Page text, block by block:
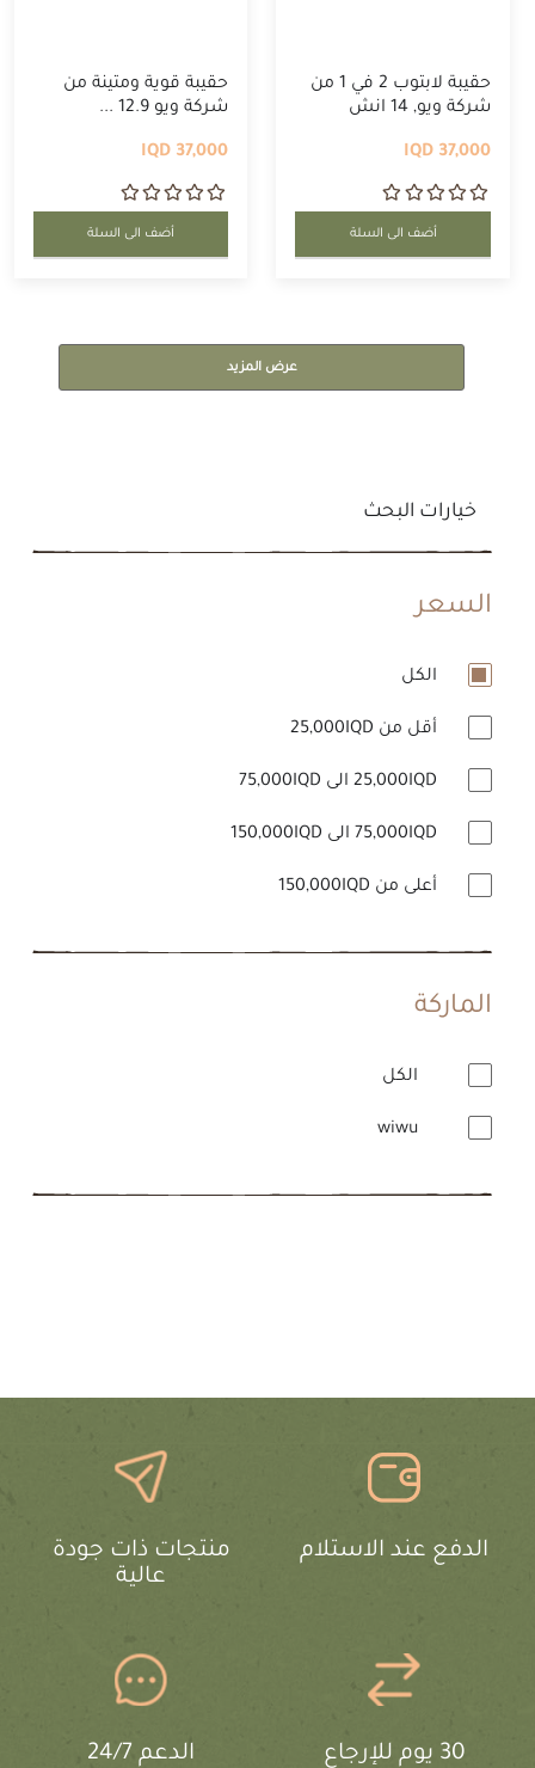
خيارات البحث
السعر
الكل
أقل من 25,000IQD
أعلى من 150,000IQD
الماركة
الكل
wiwu
حقيبة لابتوب 2 في 1 من
شركة ويو, 14 انش
37,000 IQD
أضف الى السلة
حقيبة قوية ومتينة من
شركة ويو 12.9 ...
37,000 IQD
أضف الى السلة
عرض المزيد
منتجات ذات جودة
عالية
الدفع عند الاستلام
الدعم 24/7 30 يوم للإرجاع